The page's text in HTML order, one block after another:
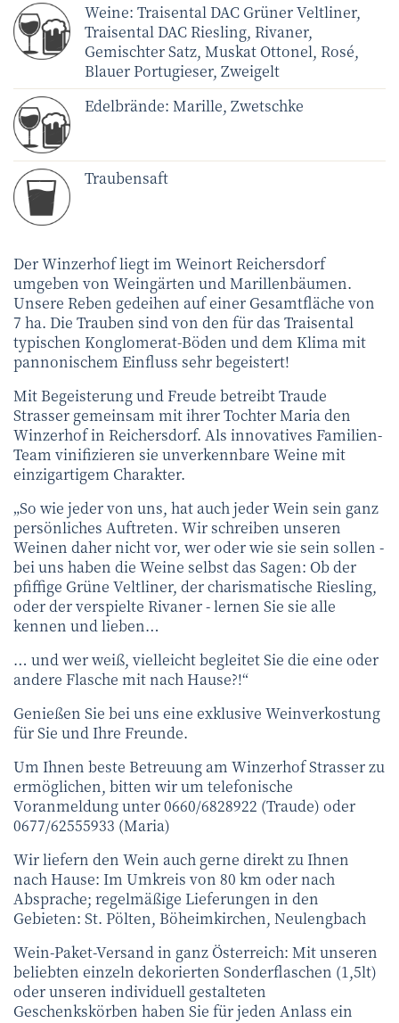
Weine: Traisental DAC Grüner Veltliner,
Traisental DAC Riesling, Rivaner,
Gemischter Satz, Muskat Ottonel, Rosé,
Blauer Portugieser, Zweigelt
Edelbrände: Marille, Zwetschke
Traubensaft
Der Winzerhof liegt im Weinort Reichersdorf
umgeben von Weingärten und Marillenbäumen.
Unsere Reben gedeihen auf einer Gesamtfläche von
7 ha. Die Trauben sind von den für das Traisental
typischen Konglomerat-Böden und dem Klima mit
pannonischem Einfluss sehr begeistert!
Mit Begeisterung und Freude betreibt Traude
Strasser gemeinsam mit ihrer Tochter Maria den
Winzerhof in Reichersdorf. Als innovatives Familien-
Team vinifizieren sie unverkennbare Weine mit
einzigartigem Charakter.
„So wie jeder von uns, hat auch jeder Wein sein ganz
persönliches Auftreten. Wir schreiben unseren
Weinen daher nicht vor, wer oder wie sie sein sollen -
bei uns haben die Weine selbst das Sagen: Ob der
pfiffige Grüne Veltliner, der charismatische Riesling,
oder der verspielte Rivaner - lernen Sie sie alle
kennen und lieben…
… und wer weiß, vielleicht begleitet Sie die eine oder
andere Flasche mit nach Hause?!“
Genießen Sie bei uns eine exklusive Weinverkostung
für Sie und Ihre Freunde.
Um Ihnen beste Betreuung am Winzerhof Strasser zu
ermöglichen, bitten wir um telefonische
Voranmeldung unter 0660/6828922 (Traude) oder
0677/62555933 (Maria)
Wir liefern den Wein auch gerne direkt zu Ihnen
nach Hause: Im Umkreis von 80 km oder nach
Absprache; regelmäßige Lieferungen in den
Gebieten: St. Pölten, Böheimkirchen, Neulengbach
Wein-Paket-Versand in ganz Österreich: Mit unseren
beliebten einzeln dekorierten Sonderflaschen (1,5lt)
oder unseren individuell gestalteten
Geschenkskörben haben Sie für jeden Anlass ein